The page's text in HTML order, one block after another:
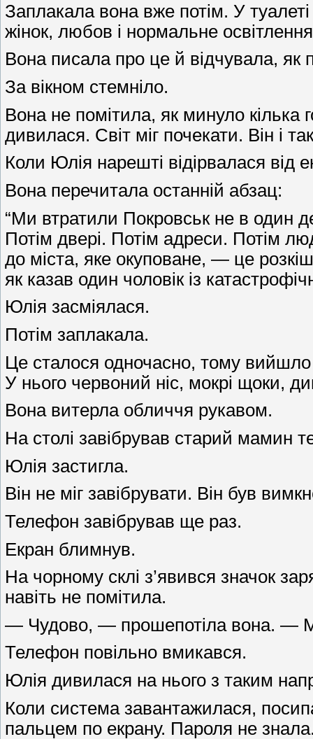
Заплакала вона вже потім. У
жінок, любов і нормальне
Вона писала про це й відчувала, як
За вікном стемніло.
Вона не помітила, як минуло кілька
дивилася. Світ міг почекати. Він і
Коли Юлія нарешті відірвалася від
Вона перечитала останній абзац:
“Ми втратили Покровськ не в один
Потім двері. Потім адреси. Потім
до міста, яке окуповане, — це
як казав один чоловік із
Юлія засміялася.
Потім заплакала.
Це сталося одночасно, тому
У нього червоний ніс, мокрі щоки,
Вона витерла обличчя рукавом.
На столі завібрував старий мамин
Юлія застигла.
Він не міг завібрувати. Він був
Телефон завібрував ще раз.
Екран блимнув.
На чорному склі з’явився значок
навіть не помітила.
— Чудово, — прошепотіла вона. —
Телефон повільно вмикався.
Юлія дивилася на нього з таким
Коли система завантажилася,
пальцем по екрану. Пароля не